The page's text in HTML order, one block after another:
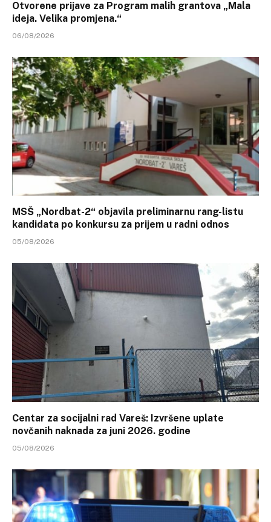
Otvorene prijave za Program malih grantova „Mala
ideja. Velika promjena.“
06/08/2026
MSŠ „Nordbat-2“ objavila preliminarnu rang-listu
kandidata po konkursu za prijem u radni odnos
05/08/2026
Centar za socijalni rad Vareš: Izvršene uplate
novčanih naknada za juni 2026. godine
05/08/2026